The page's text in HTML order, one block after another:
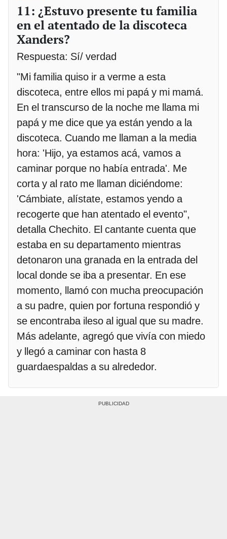
11: ¿Estuvo presente tu familia
en el atentado de la discoteca
Xanders?
Respuesta: Sí/ verdad
"Mi familia quiso ir a verme a esta
discoteca, entre ellos mi papá y mi mamá.
En el transcurso de la noche me llama mi
papá y me dice que ya están yendo a la
discoteca. Cuando me llaman a la media
hora: 'Hijo, ya estamos acá, vamos a
caminar porque no había entrada'. Me
corta y al rato me llaman diciéndome:
'Cámbiate, alístate, estamos yendo a
recogerte que han atentado el evento",
detalla Chechito. El cantante cuenta que
estaba en su departamento mientras
detonaron una granada en la entrada del
local donde se iba a presentar. En ese
momento, llamó con mucha preocupación
a su padre, quien por fortuna respondió y
se encontraba ileso al igual que su madre.
Más adelante, agregó que vivía con miedo
y llegó a caminar con hasta 8
guardaespaldas a su alrededor.